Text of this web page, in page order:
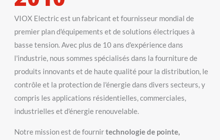
VIOX Electric est un fabricant et fournisseur mondial de
premier plan d'équipements et de solutions électriques à
basse tension. Avec plus de 10 ans d'expérience dans
l'industrie, nous sommes spécialisés dans la fourniture de
produits innovants et de haute qualité pour la distribution, le
contrôle et la protection de l'énergie dans divers secteurs, y
compris les applications résidentielles, commerciales,
industrielles et d'énergie renouvelable.
Notre mission est de fournirtechnologie de pointe,